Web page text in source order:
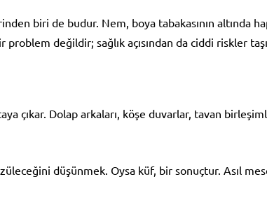
biri de budur. Nem, boya tabakasının altında
değildir; sağlık açısından da ciddi riskler
çıkar. Dolap arkaları, köşe duvarlar, tavan
düşünmek. Oysa küf, bir sonuçtur. Asıl